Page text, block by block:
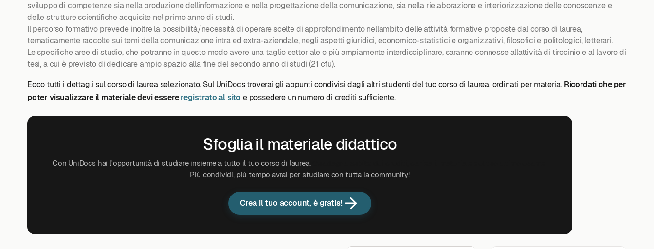
sviluppo di competenze sia nella produzione dellinformazione e nella progettazione della comunicazione, sia nella rielaborazione e interiorizzazione delle conoscenze e
delle strutture scientifiche acquisite nel primo anno di studi.
Il percorso formativo prevede inoltre la possibilità/necessità di operare scelte di approfondimento nellambito delle attività formative proposte dal corso di laurea,
tematicamente raccolte sui temi della comunicazione intra ed extra-aziendale, negli aspetti giuridici, economico-statistici e organizzativi, filosofici e politologici, letterari.
Le specifiche aree di studio, che potranno in questo modo avere una taglio settoriale o più ampiamente interdisciplinare, saranno connesse allattività di tirocinio e al lavoro di
tesi, a cui è previsto di dedicare ampio spazio alla fine del secondo anno di studi (21 cfu).
Ecco tutti i dettagli sul corso di laurea selezionato. Sul UniDocs troverai gli appunti condivisi dagli altri studenti del tuo corso di laurea, ordinati per materia. Ricordati che per
poter visualizzare il materiale devi essereregistrato al sito e possedere un numero di crediti sufficiente.
Sfoglia il materiale didattico
Con UniDocs hai l'opportunità di studiare insieme a tutto il tuo corso di laurea.
Più condividi, più tempo avrai per studiare con tutta la community!
Crea il tuo account, è gratis!